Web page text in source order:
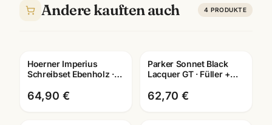
Andere kauften auch 4 PRODUKTE
Gravur
Hoerner Imperius
Schreibset Ebenholz ·
mit Lasergravur
64,90 €
Gravur
Parker Sonnet Black
Lacquer GT · Füller +
· Schreibset
62,70 €